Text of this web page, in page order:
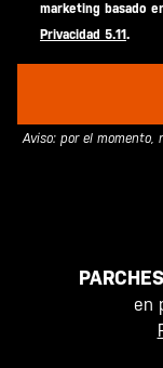
marketing basado
Privacidad 5.11.
Aviso: por el momento,
en